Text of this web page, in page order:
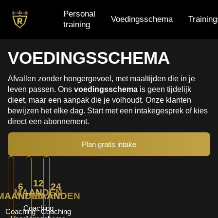
Personal
training
Voedingsschema
Personal training
Trainingsschema
Small group training
VOEDINGSSCHEMA
Afvallen zonder hongergevoel, met maaltijden die in je
leven passen. Ons voedingsschema is geen tijdelijk
dieet, maar een aanpak die je volhoudt. Onze klanten
bewijzen het elke dag. Start met een intakegesprek of kies
direct een abonnement.
Plan gratis intake
6
Coaching
12
MAANDEN
Coaching
24
MAANDEN
Coaching